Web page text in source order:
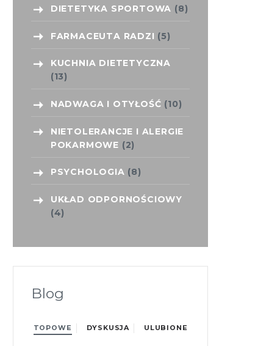
DIETETYKA SPORTOWA (8)
FARMACEUTA RADZI (5)
KUCHNIA DIETETYCZNA
(13)
NADWAGA I OTYŁOŚĆ (10)
NIETOLERANCJE I ALERGIE
POKARMOWE (2)
PSYCHOLOGIA (8)
UKŁAD ODPORNOŚCIOWY
(4)
Blog
TOPOWE DYSKUSJA ULUBIONE